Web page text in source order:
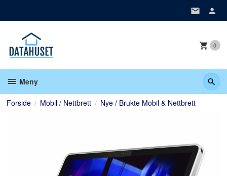
0
Meny
Forside Mobil / Nettbrett Nye / Brukte Mobil & Nettbrett